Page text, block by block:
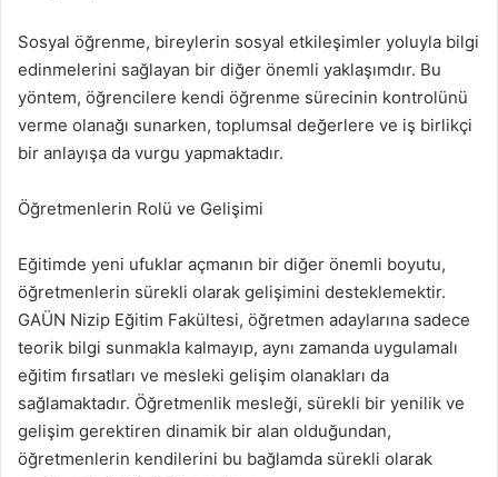
Sosyal öğrenme, bireylerin sosyal etkileşimler yoluyla bilgi
edinmelerini sağlayan bir diğer önemli yaklaşımdır. Bu
yöntem, öğrencilere kendi öğrenme sürecinin kontrolünü
verme olanağı sunarken, toplumsal değerlere ve iş birlikçi
bir anlayışa da vurgu yapmaktadır.
Öğretmenlerin Rolü ve Gelişimi
Eğitimde yeni ufuklar açmanın bir diğer önemli boyutu,
öğretmenlerin sürekli olarak gelişimini desteklemektir.
GAÜN Nizip Eğitim Fakültesi, öğretmen adaylarına sadece
teorik bilgi sunmakla kalmayıp, aynı zamanda uygulamalı
eğitim fırsatları ve mesleki gelişim olanakları da
sağlamaktadır. Öğretmenlik mesleği, sürekli bir yenilik ve
gelişim gerektiren dinamik bir alan olduğundan,
öğretmenlerin kendilerini bu bağlamda sürekli olarak